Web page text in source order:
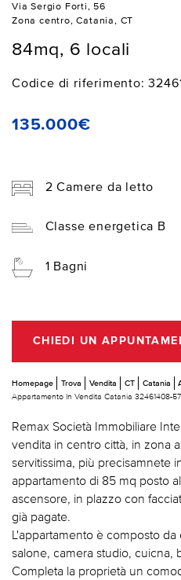
Via Sergio Forti, 56
Zona centro, Catania, CT
84mq, 6 locali
Codice di riferimento:
135.000€
2 Camere da letto
Classe energetica B
1 Bagni
CHIEDI UN
Homepage Trova Vendita CT Catania
Appartamento In Vendita Catania 32461408-57
Remax Società Immobiliare
vendita in centro città, in zona
servitissima, più precisamnete
appartamento di 85 mq posto
ascensore, in plazzo con
già pagate.
L'appartamento è composto
salone, camera studio, cuicna,
Completa la proprietà un